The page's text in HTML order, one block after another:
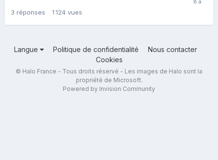
3 réponses 1 124 vues
Langue Politique de confidentialité
Nous contacter
Cookies
© Halo France - Tous droits réservé - Les images de Halo sont la
propriété de Microsoft.
Powered by Invision Community